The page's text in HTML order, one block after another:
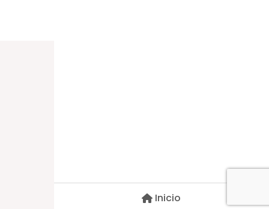
Inicio